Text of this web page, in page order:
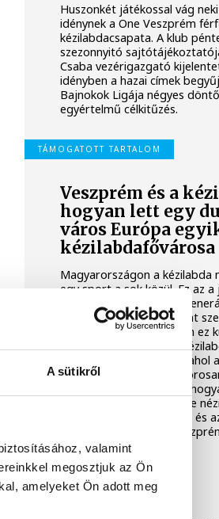
A sütikről
valamint
megosztjuk az Ön
amelyeket Ön adott meg
Huszonkét játékossal vág
idénynek a One Veszprém
kézilabdacsapata. A klub
szezonnyitó
Csaba vezérigazgató
idényben a hazai címek
Bajnokok Ligája négyes
egyértelmű célkitűzés.
TÁMOGATOTT TARTALOM
Veszprém és a
hogyan lett egy
város Európa
kézilabdafővárosa
Magyarországon a kézilabda
egy sport a sok közül. Ez az
telt arénákat tölt meg,
össze, és egész városokat
köré. Veszprém esetében ez
a dunántúli városban a
helyi identitás alapköve, ahol
és a közösség érzése
összefonódott. Hogy ez
ahhoz érdemes egyszerre
magyarországi gyökereit és
kontextust, amelybe
benőtte magát.
KÉZILABDA